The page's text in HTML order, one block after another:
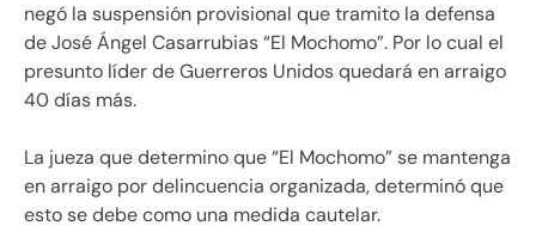
negó la suspensión provisional que tramito la defensa
de José Ángel Casarrubias “El Mochomo”. Por lo cual el
presunto líder de Guerreros Unidos quedará en arraigo
40 días más.
La jueza que determino que “El Mochomo” se mantenga
en arraigo por delincuencia organizada, determinó que
esto se debe como una medida cautelar.